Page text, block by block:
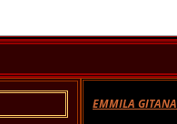
EMMILA GITANA